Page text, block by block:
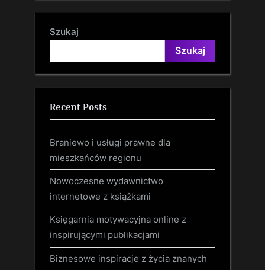
Szukaj
Szukaj
Recent Posts
Braniewo i usługi prawne dla
mieszkańców regionu
Nowoczesne wydawnictwo
internetowe z książkami
Księgarnia motywacyjna online z
inspirującymi publikacjami
Biznesowe inspiracje z życia znanych